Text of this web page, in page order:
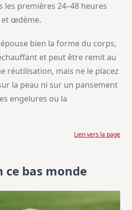
les premières 24–48 heures
œdème.
bien la forme du corps,
et peut être remit au
réutilisation, mais ne le placez
la peau ni sur un pansement
engelures ou la
Lien vers la page
ce bas monde